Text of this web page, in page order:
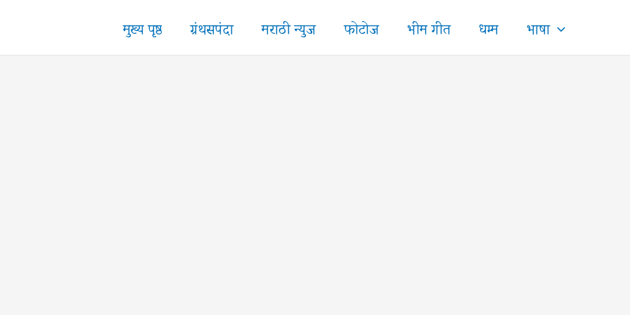
मुख्य पृष्ठ ग्रंथसपंदा मराठी न्युज फोटोज भीम गीत धम्म भाषा